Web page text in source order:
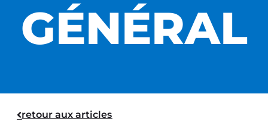
GÉNÉRAL
retour aux articles